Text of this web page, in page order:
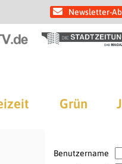
Newsletter-
Grün
Benutzername